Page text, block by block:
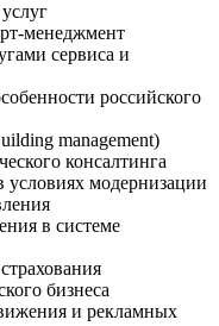
менеджмент
сервиса и
российского
management)
консалтинга
условиях модернизации
в системе
бизнеса
и рекламных